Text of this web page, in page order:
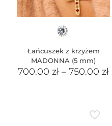
Łańcuszek z krzyżem
MADONNA (5 mm)
700.00zł –750.00zł